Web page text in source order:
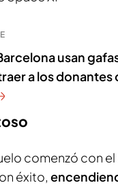
usan
a los donantes
comenzó con el
éxito,